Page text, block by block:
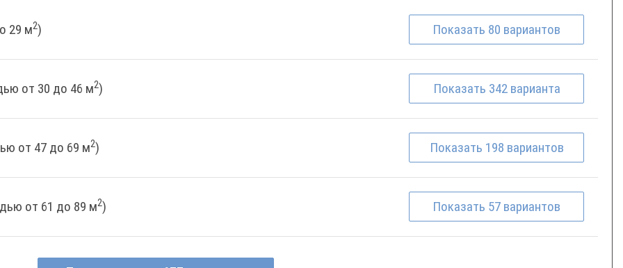
29 м2) Показать 80 вариантов
от 30 до 46 м2) Показать 342 варианта
от 47 до 69 м2) Показать 198 вариантов
от 61 до 89 м2) Показать 57 вариантов